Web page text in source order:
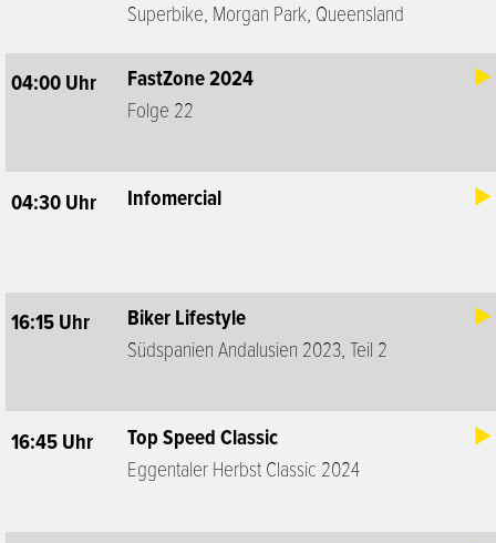
Superbike, Morgan Park, Queensland
04:00 Uhr
FastZone 2024
Folge 22
04:30 Uhr Infomercial
16:15 Uhr
Biker Lifestyle
Südspanien Andalusien 2023, Teil 2
16:45 Uhr
Top Speed Classic
Eggentaler Herbst Classic 2024